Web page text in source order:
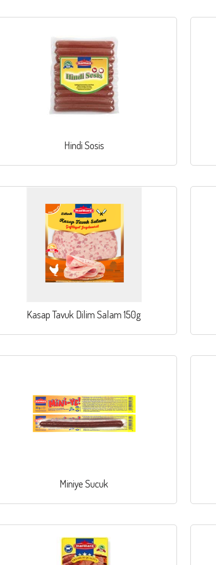
Hindi Sosis
Kasap Tavuk Dilim Salam 150g
Miniye Sucuk